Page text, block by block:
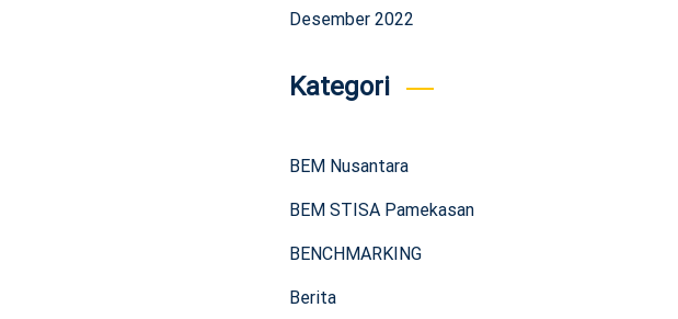
Desember 2022
Kategori
BEM Nusantara
BEM STISA Pamekasan
BENCHMARKING
Berita